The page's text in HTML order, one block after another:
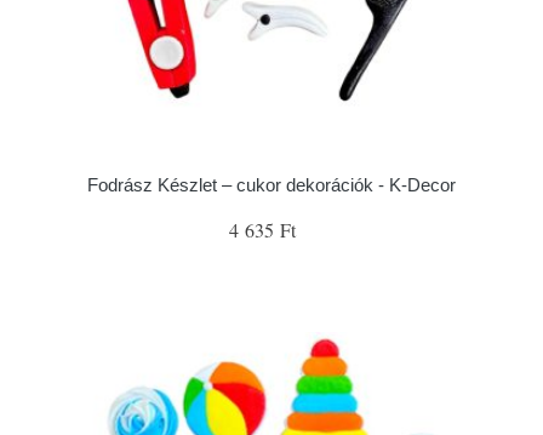
Fodrász Készlet – cukor dekorációk - K-Decor
4 635 Ft